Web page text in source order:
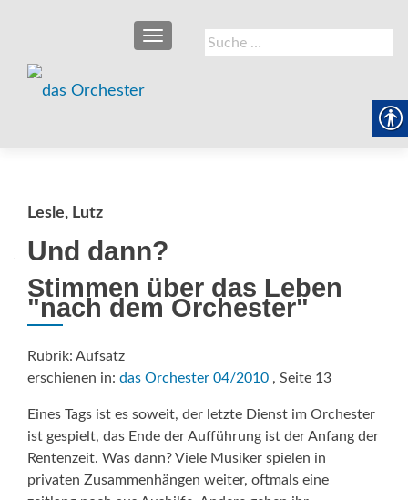
Suche
nach:
SCHALTE NAVIGATION
Lesle, Lutz
Und dann?
Stimmen über das Leben
"nach dem Orchester"
Rubrik: Aufsatz
erschienen in: das Orchester 04/2010 , Seite 13
Eines Tags ist es soweit, der letzte Dienst im Orchester
ist gespielt, das Ende der Aufführung ist der Anfang der
Rentenzeit. Was dann? Viele Musiker spielen in
privaten Zusammenhängen weiter, oftmals eine